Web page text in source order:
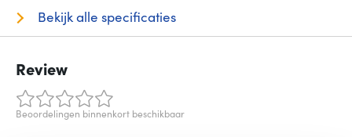
Bekijk alle specificaties
Review
Beoordelingen binnenkort beschikbaar